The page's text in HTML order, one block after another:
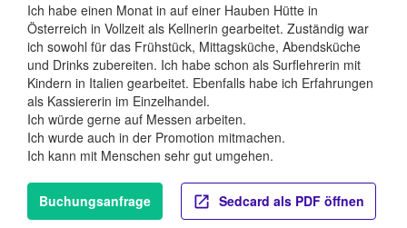
Ich habe einen Monat in auf einer Hauben Hütte in
Österreich in Vollzeit als Kellnerin gearbeitet. Zuständig war
ich sowohl für das Frühstück, Mittagsküche, Abendsküche
und Drinks zubereiten. Ich habe schon als Surflehrerin mit
Kindern in Italien gearbeitet. Ebenfalls habe ich Erfahrungen
als Kassiererin im Einzelhandel.
Ich würde gerne auf Messen arbeiten.
Ich wurde auch in der Promotion mitmachen.
Ich kann mit Menschen sehr gut umgehen.
Buchungsanfrage Sedcard als PDF öffnen